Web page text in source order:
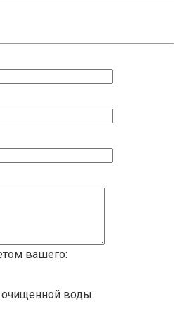
вашего:
очищенной воды